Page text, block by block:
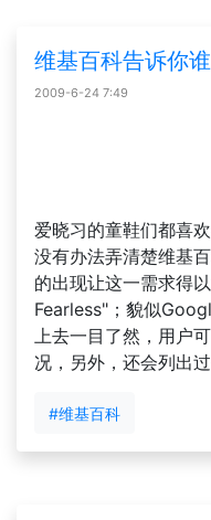
维基百科告诉你
2009-6-24 7:49
爱晓习的童鞋们都喜
没有办法弄清楚维基
的出现让这一需求得
Fearless"；貌似
上去一目了然，用户
况，另外，还会列出
#维基百科